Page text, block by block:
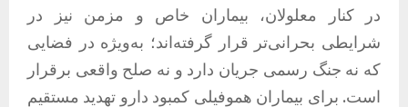
در کنار معلولان، بیماران خاص و مزمن نیز در
شرایطی بحرانی‌تر قرار گرفته‌اند؛ به‌ویژه در فضایی
که نه جنگ رسمی جریان دارد و نه صلح واقعی برقرار
است. برای بیماران هموفیلی کمبود دارو تهدید مستقیم